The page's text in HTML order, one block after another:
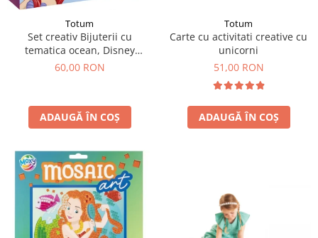
Totum
Set creativ Bijuterii cu
tematica ocean, Disney
Princess
60,00 RON
ADAUGĂ ÎN COȘ
Totum
Carte cu activitati creative cu
unicorni
51,00 RON
ADAUGĂ ÎN COȘ